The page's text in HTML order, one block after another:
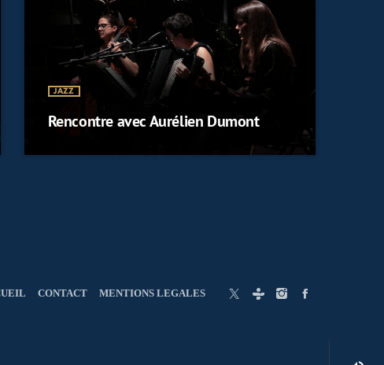
Cantate BWV 194 Hochsterwunschtes Freudenfest - Yukari
JAZZ
Rencontre avec Aurélien Dumont
CONTACT MENTIONS LEGALES